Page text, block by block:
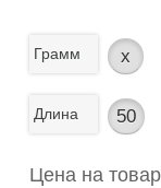
Грамм x
Длина 50
Цена на